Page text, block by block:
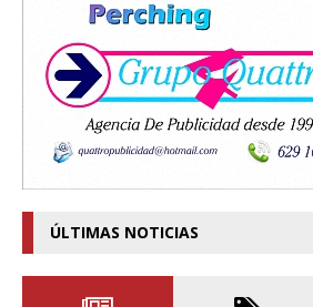
ÚLTIMAS NOTICIAS